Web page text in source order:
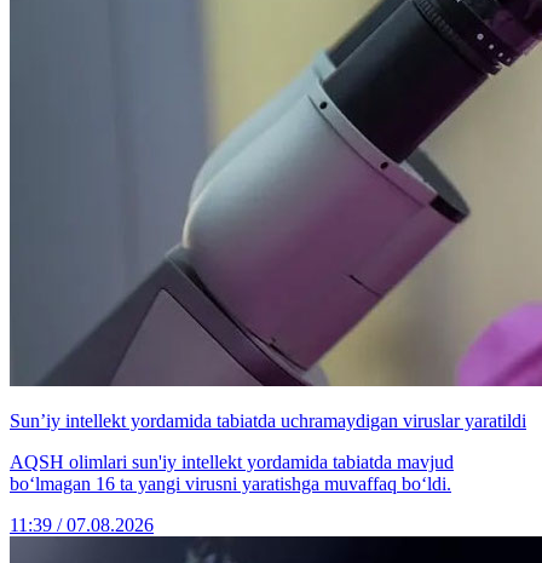
Sun’iy intellekt yordamida tabiatda uchramaydigan viruslar yaratildi
AQSH olimlari sun'iy intellekt yordamida tabiatda mavjud
bo‘lmagan 16 ta yangi virusni yaratishga muvaffaq bo‘ldi.
11:39 / 07.08.2026